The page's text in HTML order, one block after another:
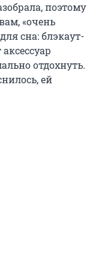
поэтому
«очень
сна: блэкаут-
отдохнуть.
ей